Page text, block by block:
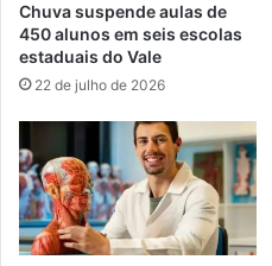
Chuva suspende aulas de
450 alunos em seis escolas
estaduais do Vale
22 de julho de 2026